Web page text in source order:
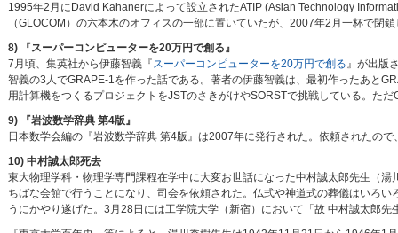
1995年2月にDavid Kahanerによって設立されたATIP (Asian Technology
（GLOCOM）の六本木のオフィスの一部に置いていたが、2007年2月一杯で閉
8) 『スーパーコンピューターを20万円で創る』
7月頃、集英社から伊藤智義『スーパーコンピューターを20万円で創る』が出版
智義の3人でGRAPE-1を作った話である。著者の伊藤智義は、最初作ったあと
用計算機をつくるプロジェクトをJSTのさきがけやSORSTで挑戦している。た
9) 『岩波数学辞典 第4版』
日本数学会編の『岩波数学辞典 第4版』は2007年に発行された。依頼されたの
10) 中村誠太郎死去
東大物理学科・物理学専門課程在学中に大変お世話になった中村誠太郎先生（
ちばな会館で行うことになり、司会を依頼された。仏式や神道式の葬儀はいろ
うにかやり遂げた。3月28日には工学院大学（新宿）において「故 中村誠太郎先